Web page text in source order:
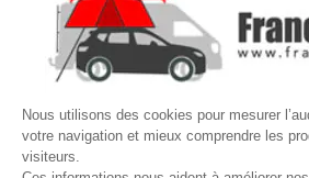
Nous utilisons des cookies pour mesurer
votre navigation et mieux comprendre les
visiteurs.
VOTRE COMPTE
Site protégé par reCAPTCHA.
LETTRE